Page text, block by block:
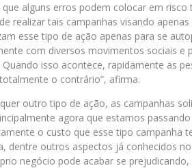
que alguns erros podem colocar em
realizar tais campanhas visando
esse tipo de ação apenas para se
com diversos movimentos sociais e
isso acontece, rapidamente as
o contrário”, afirma.
outro tipo de ação, as campanhas
agora que estamos
o custo que esse tipo campanha
dentre outros aspectos já conhecidos
negócio pode acabar se